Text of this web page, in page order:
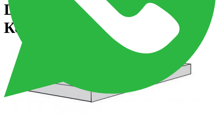
Drift Dark Scal.120 Ang.Dx
Керамогранит